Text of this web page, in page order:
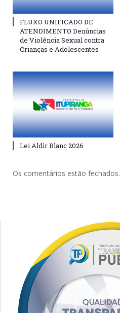
FLUXO UNIFICADO DE
ATENDIMENTO Denúncias
de Violência Sexual contra
Crianças e Adolescentes
Lei Aldir Blanc 2026
Os comentários estão fechados.